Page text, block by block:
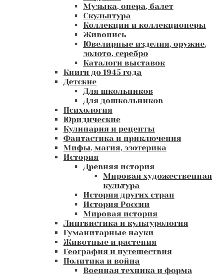
Музыка, опера, балет
Скульптура
Коллекции и коллекционеры
Живопись
Ювелирные изделия, оружие,
золото, серебро
Каталоги выставок
Книги до 1945 года
Детские
Для школьников
Для дошкольников
Психология
Юридические
Кулинария и рецепты
Фантастика и приключения
Мифы, магия, эзотерика
История
Древняя история
Мировая художественная
культура
История других стран
История России
Мировая история
Лингвистика и культурология
Гуманитарные науки
Животные и растения
География и путешествия
Политика и война
Военная техника и форма